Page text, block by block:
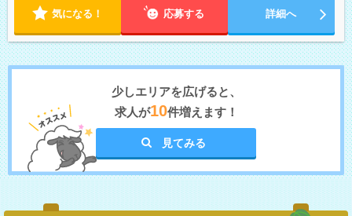
気になる！ 応募する 詳細へ
少しエリアを広げると、
求人が10件増えます！
見てみる